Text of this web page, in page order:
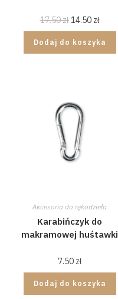
17.50zł14.50 zł
Dodaj do koszyka
Akcesoria do rękodzieła
Karabińczyk do
makramowej huśtawki
7.50 zł
Dodaj do koszyka